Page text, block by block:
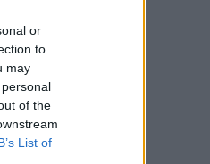
or
to
may
of the
List of